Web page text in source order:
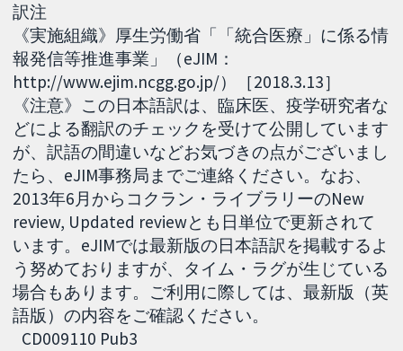
訳注
《実施組織》厚生労働省「「統合医療」に係る情
報発信等推進事業」（eJIM：
http://www.ejim.ncgg.go.jp/）［2018.3.13］
《注意》この日本語訳は、臨床医、疫学研究者な
どによる翻訳のチェックを受けて公開しています
が、訳語の間違いなどお気づきの点がございまし
たら、eJIM事務局までご連絡ください。なお、
2013年6月からコクラン・ライブラリーのNew
review, Updated reviewとも日単位で更新されて
います。eJIMでは最新版の日本語訳を掲載するよ
う努めておりますが、タイム・ラグが生じている
場合もあります。ご利用に際しては、最新版（英
語版）の内容をご確認ください。
CD009110 Pub3